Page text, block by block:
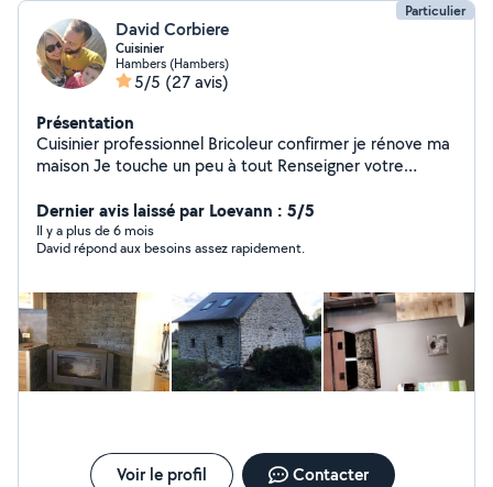
Particulier
David Corbiere
Cuisinier
Hambers (Hambers)
5/5 (27 avis)
Présentation
Cuisinier professionnel Bricoleur confirmer je rénove ma
maison Je touche un peu à tout Renseigner votre
Cordialement
Dernier avis laissé par Loevann : 5/5
Il y a plus de 6 mois
David répond aux besoins assez rapidement.
Voir le profil Contacter